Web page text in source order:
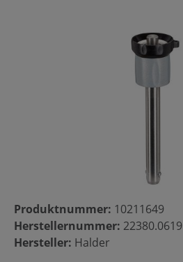
Bildergalerie überspringen
Produktnummer: 10211649
Herstellernummer: 22380.0619
Hersteller: Halder